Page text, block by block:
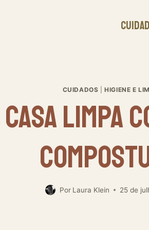
CUIDADOS |HIGIENE E
Limpa
Por Laura Klein 25 de